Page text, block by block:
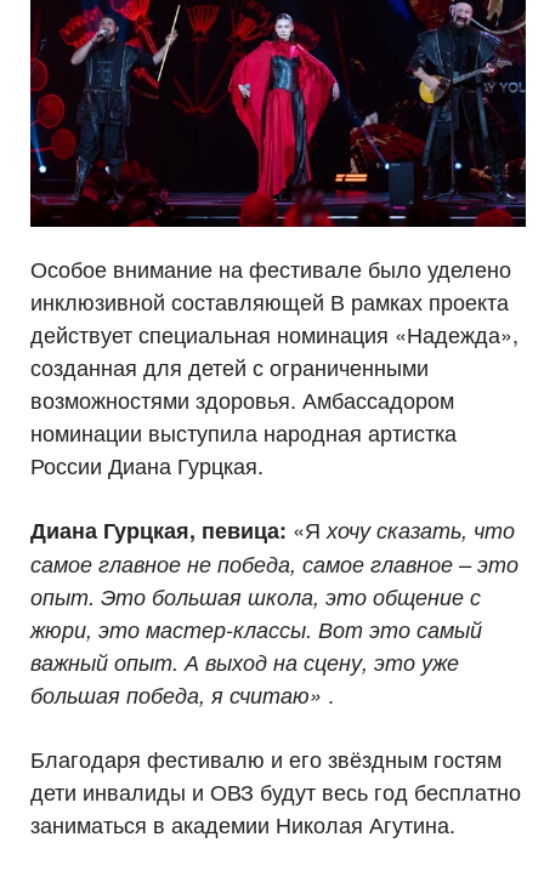
Особое внимание на фестивале было уделено
инклюзивной составляющей В рамках проекта
действует специальная номинация «Надежда»,
созданная для детей с ограниченными
возможностями здоровья. Амбассадором
номинации выступила народная артистка
России Диана Гурцкая.
Диана Гурцкая, певица: «Я хочу сказать, что
самое главное не победа, самое главное – это
опыт. Это большая школа, это общение с
жюри, это мастер-классы. Вот это самый
важный опыт. А выход на сцену, это уже
большая победа, я считаю» .
Благодаря фестивалю и его звёздным гостям
дети инвалиды и ОВЗ будут весь год бесплатно
заниматься в академии Николая Агутина.